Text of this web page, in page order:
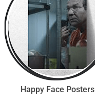
Happy Face Posters